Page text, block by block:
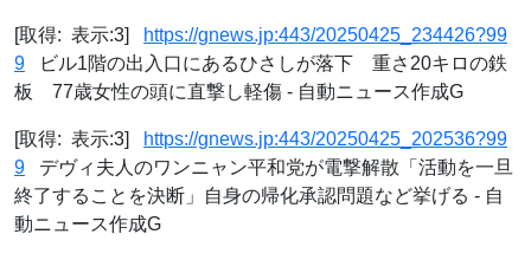
[取得: 表示:3]
https://gnews.jp:443/20250425_234426?99
9 ビル1階の出入口にあるひさしが落下 重さ20キロの鉄
板 77歳女性の頭に直撃し軽傷 - 自動ニュース作成G
[取得: 表示:3]
https://gnews.jp:443/20250425_202536?99
9 デヴィ夫人のワンニャン平和党が電撃解散「活動を一旦
終了することを決断」自身の帰化承認問題など挙げる - 自
動ニュース作成G